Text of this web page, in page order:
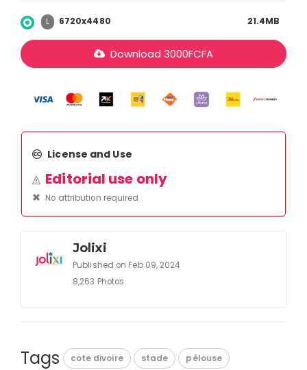
L 6720x4480 21.4MB
Download 3000FCFA
License and Use
Editorial use only
No attribution required
Jolixi
Published on Feb 09, 2024
8,263 Photos
Tags cote divoire stade pélouse